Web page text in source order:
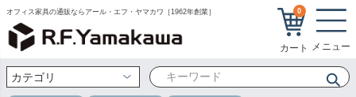
オフィス家具の通販ならアール・エフ・ヤマカワ［1962年創業］ 0